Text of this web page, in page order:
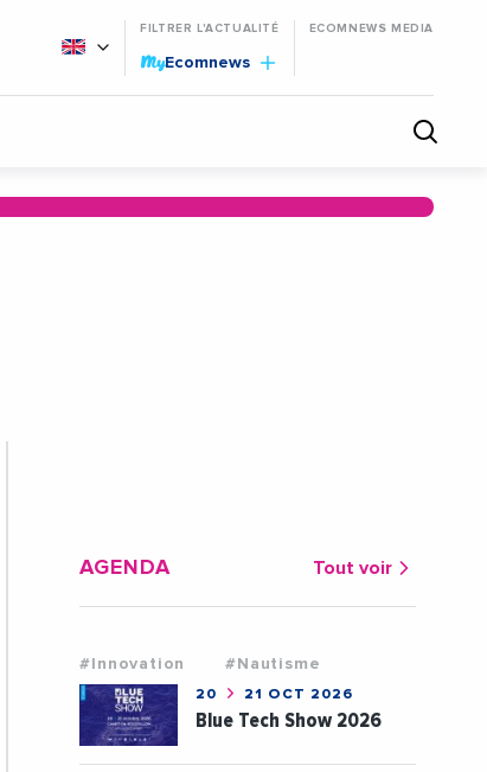
FILTRER L'ACTUALITÉ
MyEcomnews
ECOMNEWS MEDIA
AGENDA Tout voir
#Innovation #Nautisme
20 21 OCT 2026
Blue Tech Show 2026